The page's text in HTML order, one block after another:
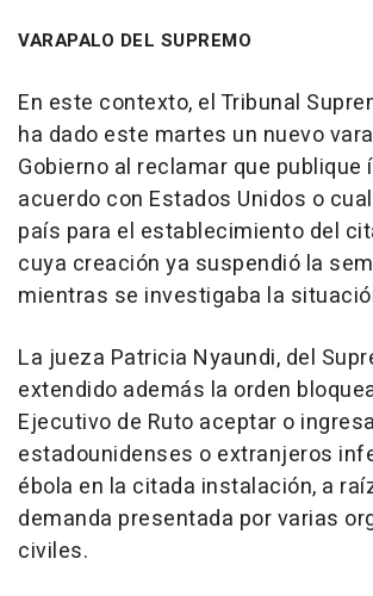
VARAPALO DEL SUPREMO
En este contexto, el Tribunal
ha dado este martes un nuevo
Gobierno al reclamar que publique
acuerdo con Estados Unidos o
país para el establecimiento del
cuya creación ya suspendió la
mientras se investigaba la
La jueza Patricia Nyaundi, del
extendido además la orden
Ejecutivo de Ruto aceptar o
estadounidenses o extranjeros
ébola en la citada instalación, a
demanda presentada por varias
civiles.